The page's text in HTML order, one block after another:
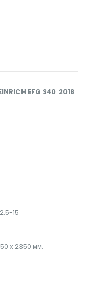
EFG S40 2018
15
х 2350 мм.